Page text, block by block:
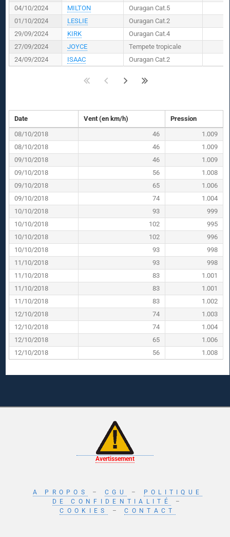
04/10/2024
MILTON
Ouragan Cat.5
01/10/2024
LESLIE
Ouragan Cat.2
29/09/2024
KIRK
Ouragan Cat.4
27/09/2024
JOYCE
Tempete tropicale
24/09/2024
ISAAC Ouragan Cat.2
Date Vent (en km/h)
Pression
08/10/2018
46
1.009
08/10/2018
46
1.009
09/10/2018
46
1.009
09/10/2018
56
1.008
09/10/2018
65
1.006
09/10/2018
74
1.004
10/10/2018
93
999
10/10/2018
102
995
10/10/2018
102
996
10/10/2018
93
998
11/10/2018
93
998
11/10/2018
83
1.001
11/10/2018
83
1.001
11/10/2018
83
1.002
12/10/2018
74
1.003
12/10/2018
74
1.004
12/10/2018
65
1.006
12/10/2018
56 1.008
Avertissement
A PROPOS – CGU –
POLITIQUE
DE CONFIDENTIALITÉ
–
COOKIES
–CONTACT